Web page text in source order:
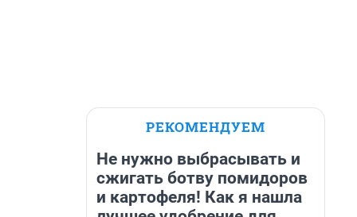
РЕКОМЕНДУЕМ
Не нужно выбрасывать и
сжигать ботву помидоров
и картофеля! Как я нашла